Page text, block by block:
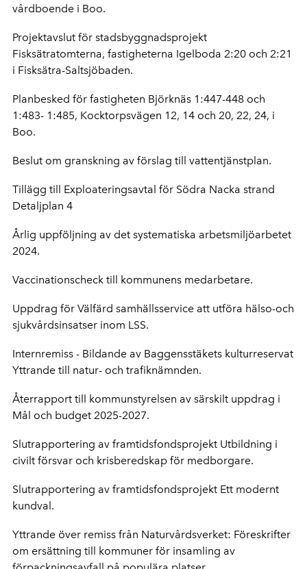
vårdboende i Boo.
Projektavslut för stadsbyggnadsprojekt
Fisksätratomterna, fastigheterna Igelboda 2:20 och 2:21
i Fisksätra-Saltsjöbaden.
Planbesked för fastigheten Björknäs 1:447-448 och
1:483- 1:485, Kocktorpsvägen 12, 14 och 20, 22, 24, i
Boo.
Beslut om granskning av förslag till vattentjänstplan.
Tillägg till Exploateringsavtal för Södra Nacka strand
Detaljplan 4
Årlig uppföljning av det systematiska arbetsmiljöarbetet
2024.
Vaccinationscheck till kommunens medarbetare.
Uppdrag för Välfärd samhällsservice att utföra hälso-och
sjukvårdsinsatser inom LSS.
Internremiss - Bildande av Baggensstäkets kulturreservat
Yttrande till natur- och trafiknämnden.
Återrapport till kommunstyrelsen av särskilt uppdrag i
Mål och budget 2025-2027.
Slutrapportering av framtidsfondsprojekt Utbildning i
civilt försvar och krisberedskap för medborgare.
Slutrapportering av framtidsfondsprojekt Ett modernt
kundval.
Yttrande över remiss från Naturvårdsverket: Föreskrifter
om ersättning till kommuner för insamling av